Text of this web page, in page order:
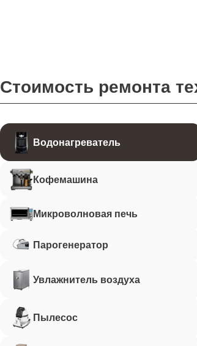
Стоимость ремонта
Водонагреватель
Кофемашина
Микроволновая печь
Парогенератор
Увлажнитель воздуха
Пылесос